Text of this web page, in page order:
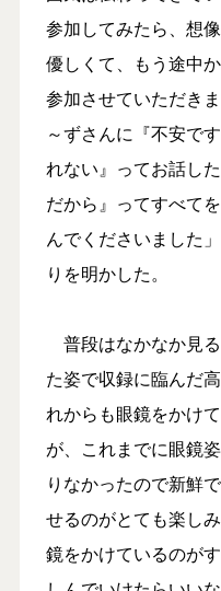
参加してみたら、想
優しくて、もう途中
参加させていただき
～ずさんに『不安で
れない』ってお話し
だから』ってすべて
んでくださいました
りを明かした。
普段はなかなか見
た姿で収録に臨んだ
れからも眼鏡をかけ
が、これまでに眼鏡
りなかったので新鮮
せるのがとても楽し
鏡をかけているのが